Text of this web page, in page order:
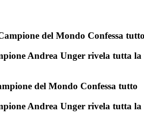
del Mondo Confessa tutto
Andrea Unger rivela tutta
del Mondo Confessa tutto
Andrea Unger rivela tutta